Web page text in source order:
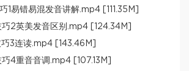
1易错易混发音讲解.mp4 [111.35M]
2英美发音区别.mp4 [124.34M]
3连读.mp4 [143.46M]
4重音音调.mp4 [107.13M]